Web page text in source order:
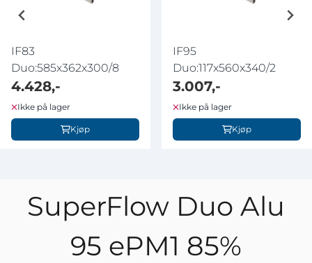
IF83
Duo:585x362x300/8
4.428,-
Ikke på lager
Kjøp
IF95
Duo:117x560x340/2
3.007,-
Ikke på lager
Kjøp
SuperFlow Duo Alu
95 ePM1 85%